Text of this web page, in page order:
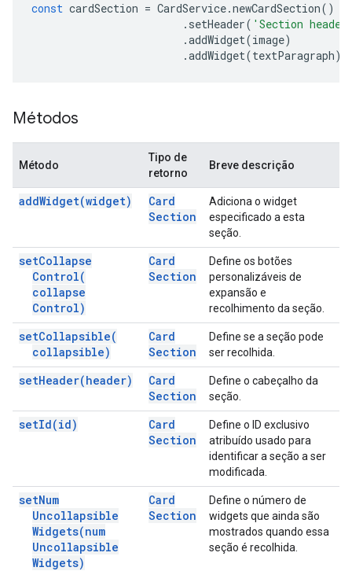
const cardSection = CardService.newCardSection()
. setHeader( 'Section
.addWidget(image)
.addWidget(textParagraph);
Métodos
Método
Tipo de
retorno
Breve descrição
addWidget(widget)
Card
Section
Adiciona o widget
especificado a esta
seção.
setCollapse
Control(
collapse
Control)
Card
Section
Define os botões
personalizáveis de
expansão e
recolhimento da seção.
setCollapsible(
collapsible)
Card
Section
Define se a seção pode
ser recolhida.
setHeader(header)
Card
Section
Define o cabeçalho da
seção.
setId(id)
Card
Section
Define o ID exclusivo
atribuído usado para
identificar a seção a ser
modificada.
setNum
Uncollapsible
Widgets(num
Uncollapsible
Widgets)
Card
Section
Define o número de
widgets que ainda são
mostrados quando essa
seção é recolhida.